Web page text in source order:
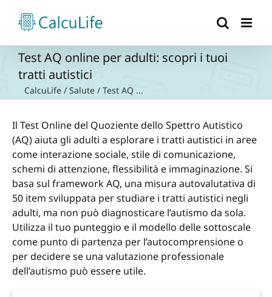
contenuto
Test AQ online per adulti: scopri i tuoi
tratti autistici
CalcuLife / Salute / Test AQ ...
Il Test Online del Quoziente dello Spettro Autistico
(AQ) aiuta gli adulti a esplorare i tratti autistici in aree
come interazione sociale, stile di comunicazione,
schemi di attenzione, flessibilità e immaginazione. Si
basa sul framework AQ, una misura autovalutativa di
50 item sviluppata per studiare i tratti autistici negli
adulti, ma non può diagnosticare l’autismo da sola.
Utilizza il tuo punteggio e il modello delle sottoscale
come punto di partenza per l’autocomprensione o
per decidere se una valutazione professionale
dell’autismo può essere utile.